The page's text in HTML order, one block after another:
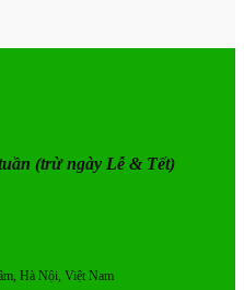
(trừ ngày Lễ & Tết)
Hà Nội, Việt Nam